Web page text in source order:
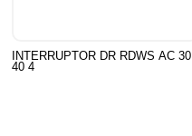
INTERRUPTOR DR RDWS AC 30
40 4